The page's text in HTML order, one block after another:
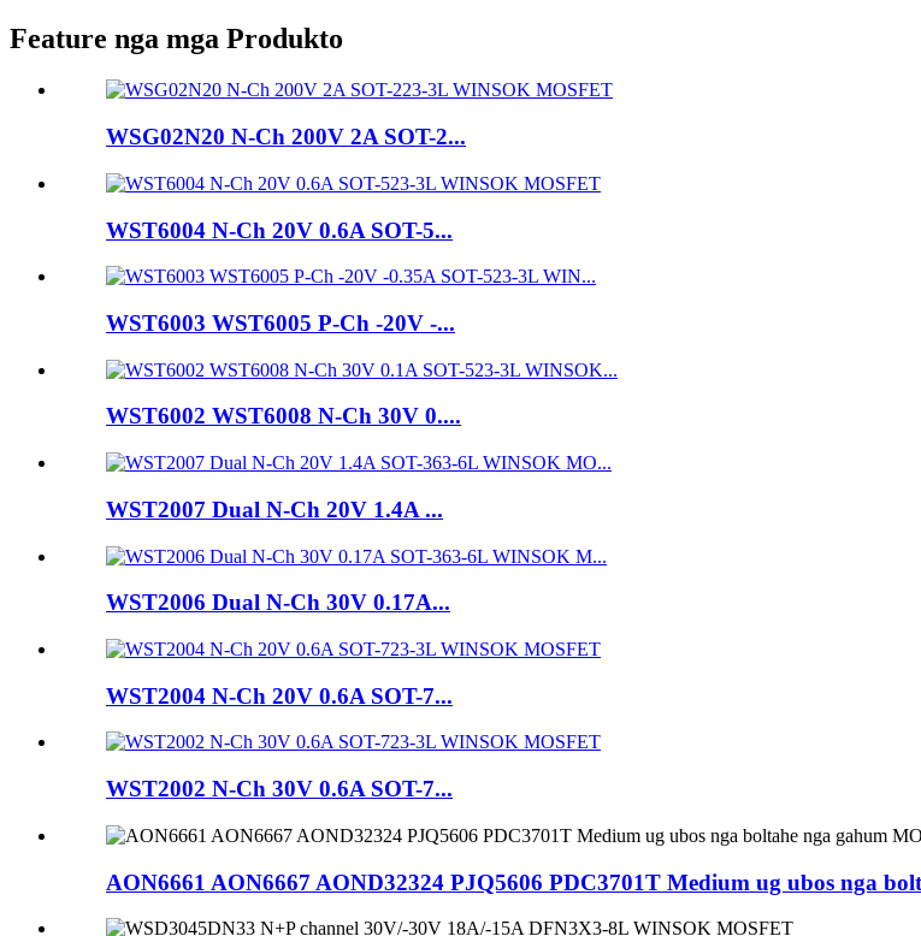
Feature nga mga Produkto
WSG02N20 N-Ch 200V 2A SOT-2...
WST6004 N-Ch 20V 0.6A SOT-5...
WST6003 WST6005 P-Ch -20V -...
WST6002 WST6008 N-Ch 30V 0....
WST2007 Dual N-Ch 20V 1.4A ...
WST2006 Dual N-Ch 30V 0.17A...
WST2004 N-Ch 20V 0.6A SOT-7...
WST2002 N-Ch 30V 0.6A SOT-7...
AON6661 AON6667 AOND32324 PJQ5606 PDC3701T Medium ug ubos nga